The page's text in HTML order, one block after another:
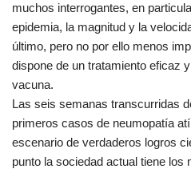
muchos interrogantes, en
epidemia, la magnitud y la
último, pero no por ello menos
dispone de un tratamiento eficaz
vacuna.
Las seis semanas transcurridas
primeros casos de neumopatía
escenario de verdaderos logros
punto la sociedad actual tiene los